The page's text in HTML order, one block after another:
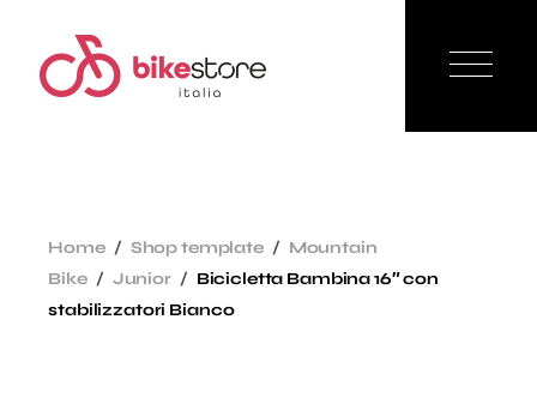
Home Shop template
Mountain
Bike
Junior
Bicicletta Bambina 16″ con
stabilizzatori Bianco